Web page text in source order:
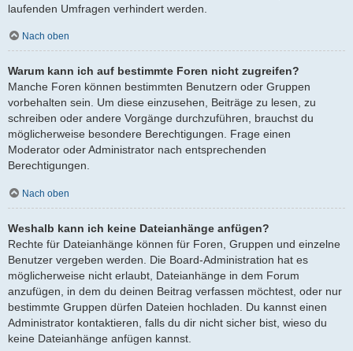
laufenden Umfragen verhindert werden.
Nach oben
Warum kann ich auf bestimmte Foren nicht zugreifen?
Manche Foren können bestimmten Benutzern oder Gruppen
vorbehalten sein. Um diese einzusehen, Beiträge zu lesen, zu
schreiben oder andere Vorgänge durchzuführen, brauchst du
möglicherweise besondere Berechtigungen. Frage einen
Moderator oder Administrator nach entsprechenden
Berechtigungen.
Nach oben
Weshalb kann ich keine Dateianhänge anfügen?
Rechte für Dateianhänge können für Foren, Gruppen und einzelne
Benutzer vergeben werden. Die Board-Administration hat es
möglicherweise nicht erlaubt, Dateianhänge in dem Forum
anzufügen, in dem du deinen Beitrag verfassen möchtest, oder nur
bestimmte Gruppen dürfen Dateien hochladen. Du kannst einen
Administrator kontaktieren, falls du dir nicht sicher bist, wieso du
keine Dateianhänge anfügen kannst.